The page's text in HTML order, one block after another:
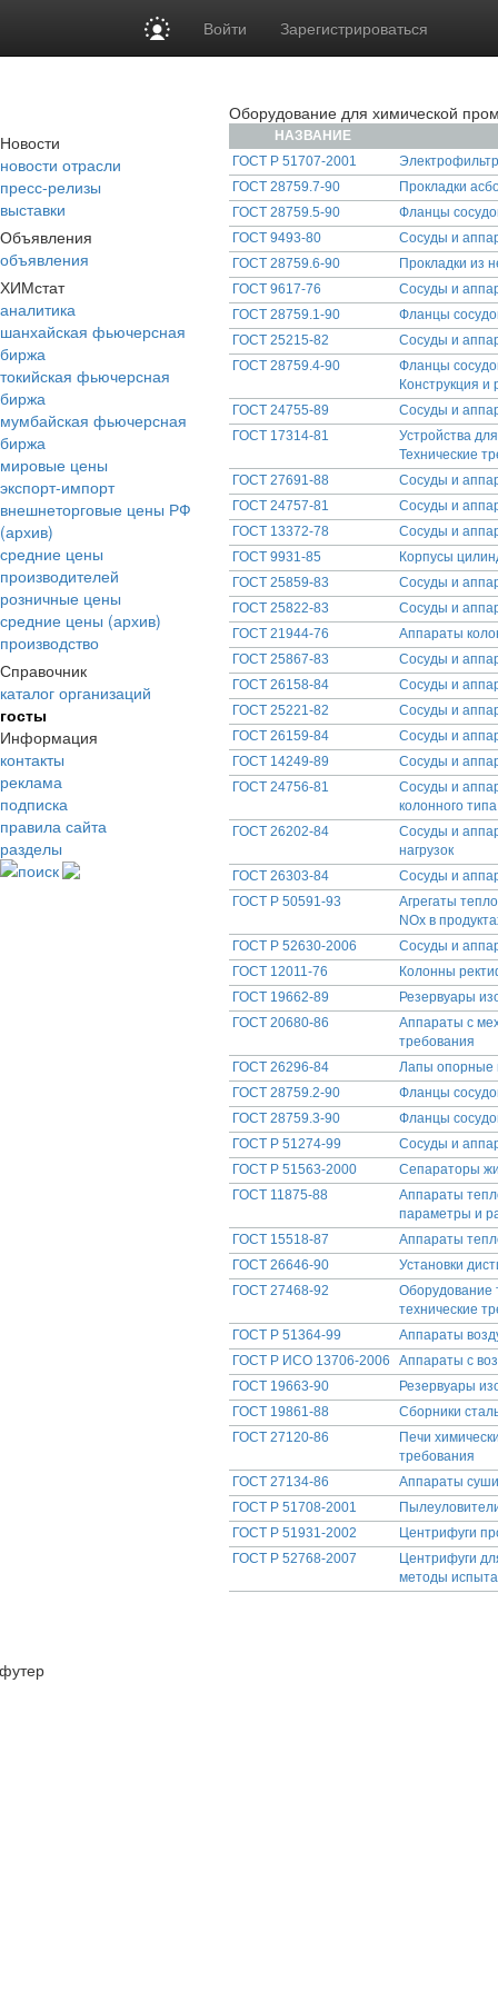
Войти Зарегистрироваться
Новости
новости отрасли
пресс-релизы
выставки
Объявления
объявления
ХИМстат
аналитика
шанхайская фьючерсная
биржа
токийская фьючерсная
биржа
мумбайская фьючерсная
биржа
мировые цены
экспорт-импорт
внешнеторговые цены РФ
(архив)
средние цены
производителей
розничные цены
средние цены (архив)
производство
Справочник
каталог организаций
госты
Информация
контакты
реклама
подписка
правила сайта
разделы
поиск
Оборудование для химической
НАЗВАНИЕ
ГОСТ Р 51707-2001
ГОСТ 28759.7-90
Прокладки
ГОСТ 28759.5-90
Фланцы
ГОСТ 9493-80
Сосуды и
ГОСТ 28759.6-90
Прокладки из
ГОСТ 9617-76
Сосуды и
ГОСТ 28759.1-90
Фланцы
ГОСТ 25215-82
Сосуды и
ГОСТ 28759.4-90
Фланцы
Конструкция и
ГОСТ 24755-89
Сосуды и
ГОСТ 17314-81
Устройства
Технические
ГОСТ 27691-88
Сосуды и
ГОСТ 24757-81
Сосуды и
ГОСТ 13372-78
Сосуды и
ГОСТ 9931-85
Корпусы
ГОСТ 25859-83
Сосуды и
ГОСТ 25822-83
Сосуды и
ГОСТ 21944-76
Аппараты
ГОСТ 25867-83
Сосуды и
ГОСТ 26158-84
Сосуды и
ГОСТ 25221-82
Сосуды и
ГОСТ 26159-84
Сосуды и
ГОСТ 14249-89
Сосуды и
ГОСТ 24756-81
Сосуды и
колонного
ГОСТ 26202-84
Сосуды и
нагрузок
ГОСТ 26303-84
Сосуды и
ГОСТ Р 50591-93
Агрегаты
NОх в
ГОСТ Р 52630-2006
Сосуды и
ГОСТ 12011-76
Колонны
ГОСТ 19662-89
Резервуары
ГОСТ 20680-86
Аппараты с
требования
ГОСТ 26296-84
Лапы опорные
ГОСТ 28759.2-90
Фланцы
ГОСТ 28759.3-90
Фланцы
ГОСТ Р 51274-99
Сосуды и
ГОСТ Р 51563-2000
Сепараторы
ГОСТ 11875-88
Аппараты
параметры и
ГОСТ 15518-87
Аппараты
ГОСТ 26646-90
Установки
ГОСТ 27468-92
Оборудование
технические
ГОСТ Р 51364-99
Аппараты
ГОСТ Р ИСО 13706-2006
Аппараты с
ГОСТ 19663-90
Резервуары
ГОСТ 19861-88
Сборники
ГОСТ 27120-86
Печи
требования
ГОСТ 27134-86
Аппараты
ГОСТ Р 51708-2001
ГОСТ Р 51931-2002
Центрифуги
ГОСТ Р 52768-2007
Центрифуги
методы
футер